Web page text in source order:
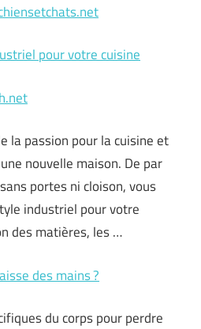
pour votre cuisine
la passion pour la cuisine et
nouvelle maison. De par
portes ni cloison, vous
industriel pour votre
des matières, les …
des mains ?
du corps pour perdre